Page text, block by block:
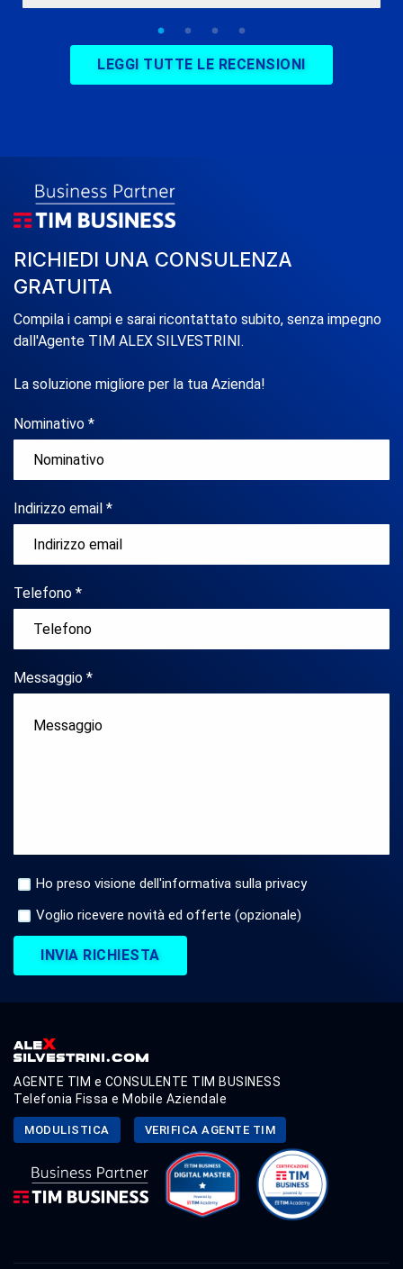
LEGGI TUTTE LE RECENSIONI
RICHIEDI UNA CONSULENZA
GRATUITA
Compila i campi e sarai ricontattato subito, senza impegno
dall'Agente TIM ALEX SILVESTRINI.
La soluzione migliore per la tua Azienda!
Nominativo *
Indirizzo email *
Telefono *
Messaggio *
Ho preso visione dell'informativa sulla privacy
Voglio ricevere novità ed offerte (opzionale)
INVIA RICHIESTA
AGENTE TIM e CONSULENTE TIM BUSINESS
Telefonia Fissa e Mobile Aziendale
MODULISTICA VERIFICA AGENTE TIM